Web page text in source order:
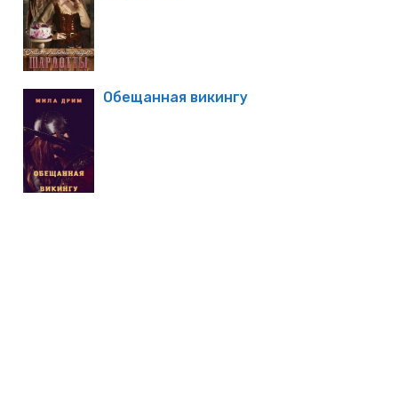
Обещанная викингу